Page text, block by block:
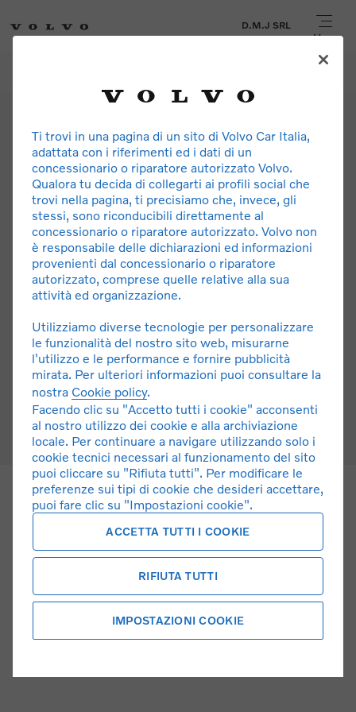
D.M.J SRL
Menu
EX60
EX30
EX90
XC40
XC60
XC90
Sede legale
D.M.J. S.r.l.
Via Pertusillo 7/9, 72100 Brindisi (BR)
P.IVA 01527310740
Copyright © 2026 Volvo Car Corporation (o società collegate o concedenti
licenze).
Ti trovi in una pagina di un sito di Volvo Car Italia,
adattata con i riferimenti ed i dati di un
concessionario o riparatore autorizzato Volvo.
Qualora tu decida di collegarti ai profili social che
trovi nella pagina, ti precisiamo che, invece, gli
stessi, sono riconducibili direttamente al
concessionario o riparatore autorizzato. Volvo non
è responsabile delle dichiarazioni ed informazioni
provenienti dal concessionario o riparatore
autorizzato, comprese quelle relative alla sua
attività ed organizzazione.
Utilizziamo diverse tecnologie per personalizzare
le funzionalità del nostro sito web, misurarne
l'utilizzo e le performance e fornire pubblicità
mirata. Per ulteriori informazioni puoi consultare la
nostra Cookie policy.
Facendo clic su "Accetto tutti i cookie" acconsenti
al nostro utilizzo dei cookie e alla archiviazione
locale. Per continuare a navigare utilizzando solo i
cookie tecnici necessari al funzionamento del sito
puoi cliccare su "Rifiuta tutti". Per modificare le
preferenze sui tipi di cookie che desideri accettare,
puoi fare clic su "Impostazioni cookie".
ACCETTA TUTTI I COOKIE
RIFIUTA TUTTI
IMPOSTAZIONI COOKIE